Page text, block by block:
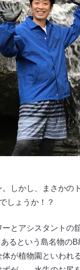
。しかし、まさか
しょうか！？
とアシスタントの
るという島名物の
が植物園といわれ